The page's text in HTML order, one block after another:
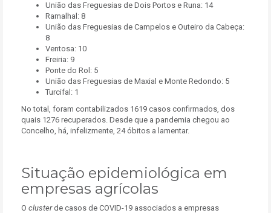
União das Freguesias de Dois Portos e Runa: 14
Ramalhal: 8
União das Freguesias de Campelos e Outeiro da Cabeça:
8
Ventosa: 10
Freiria: 9
Ponte do Rol: 5
União das Freguesias de Maxial e Monte Redondo: 5
Turcifal: 1
No total, foram contabilizados 1619 casos confirmados, dos
quais 1276 recuperados. Desde que a pandemia chegou ao
Concelho, há, infelizmente, 24 óbitos a lamentar.
Situação epidemiológica em
empresas agrícolas
O clusterde casos de COVID-19 associados a empresas